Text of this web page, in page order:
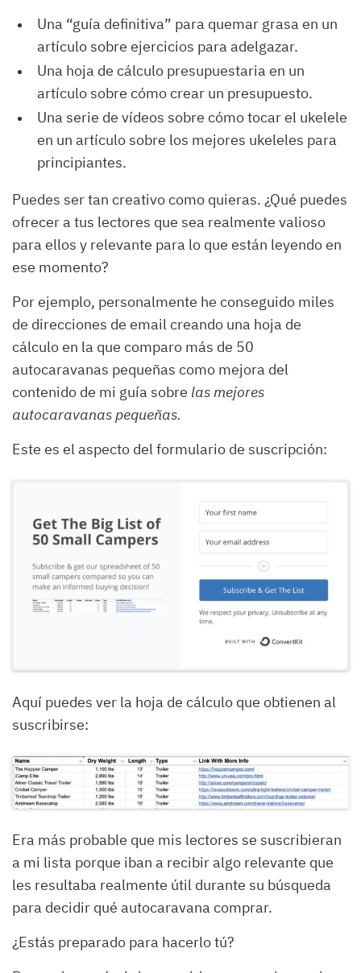
Una “guía definitiva” para quemar grasa en un
artículo sobre ejercicios para adelgazar.
Una hoja de cálculo presupuestaria en un
artículo sobre cómo crear un presupuesto.
Una serie de vídeos sobre cómo tocar el ukelele
en un artículo sobre los mejores ukeleles para
principiantes.
Puedes ser tan creativo como quieras. ¿Qué puedes
ofrecer a tus lectores que sea realmente valioso
para ellos y relevante para lo que están leyendo en
ese momento?
Por ejemplo, personalmente he conseguido miles
de direcciones de email creando una hoja de
cálculo en la que comparo más de 50
autocaravanas pequeñas como mejora del
contenido de mi guía sobre las mejores
autocaravanas pequeñas.
Este es el aspecto del formulario de suscripción:
Aquí puedes ver la hoja de cálculo que obtienen al
suscribirse:
Era más probable que mis lectores se suscribieran
a mi lista porque iban a recibir algo relevante que
les resultaba realmente útil durante su búsqueda
para decidir qué autocaravana comprar.
¿Estás preparado para hacerlo tú?